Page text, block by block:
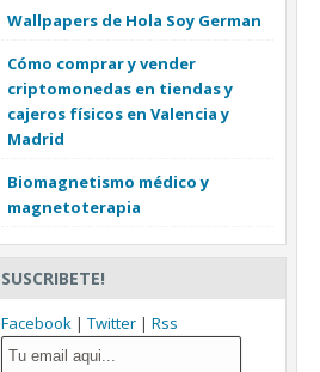
Wallpapers de Hola Soy German
Cómo comprar y vender
criptomonedas en tiendas y
cajeros físicos en Valencia y
Madrid
Biomagnetismo médico y
magnetoterapia
SUSCRIBETE!
Facebook | Twitter | Rss